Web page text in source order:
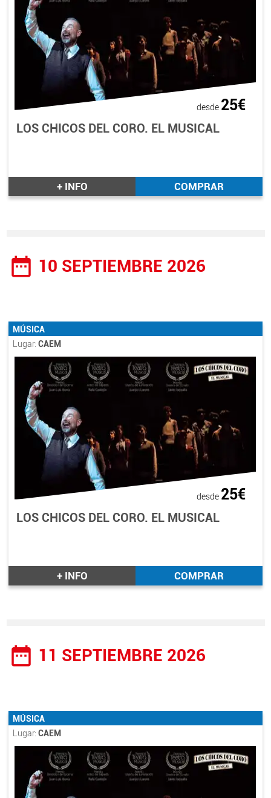
desde 25€
LOS CHICOS DEL CORO. EL MUSICAL
+ INFO COMPRAR
date_range 10 SEPTIEMBRE 2026
MÚSICA
Lugar: CAEM
desde 25€
LOS CHICOS DEL CORO. EL MUSICAL
+ INFO COMPRAR
date_range 11 SEPTIEMBRE 2026
MÚSICA
Lugar: CAEM